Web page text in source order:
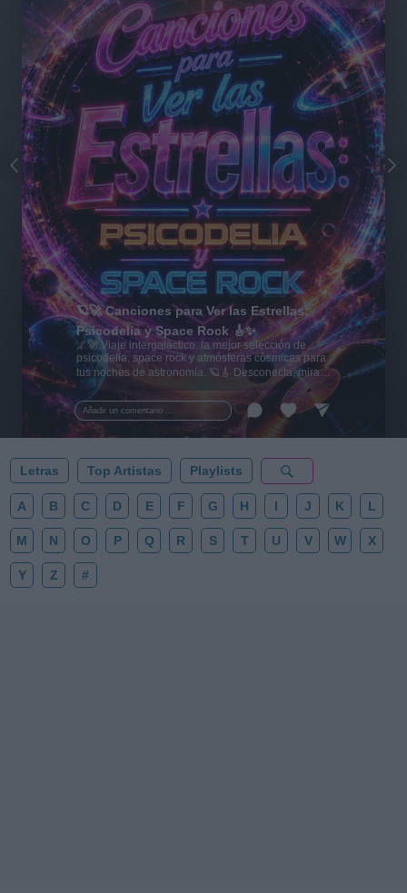
Añadir un comentario ...
🪐🚀 Canciones para Ver las Estrellas:
Psicodelia y Space Rock 🎸✨
🌌🚀 Viaje intergaláctico: la mejor selección de
psicodelia, space rock y atmósferas cósmicas para
tus noches de astronomía. 🪐🎸 Desconecta, mira
al firmamento y siente la gravedad cero. 💾 ¡Guarda
esta colección para tu próxima noche estrellada!
✨⭐
Letras Top Artistas Playlists
A B C D E F G H I J K L
M N O P Q R S T U V W X
Y Z #